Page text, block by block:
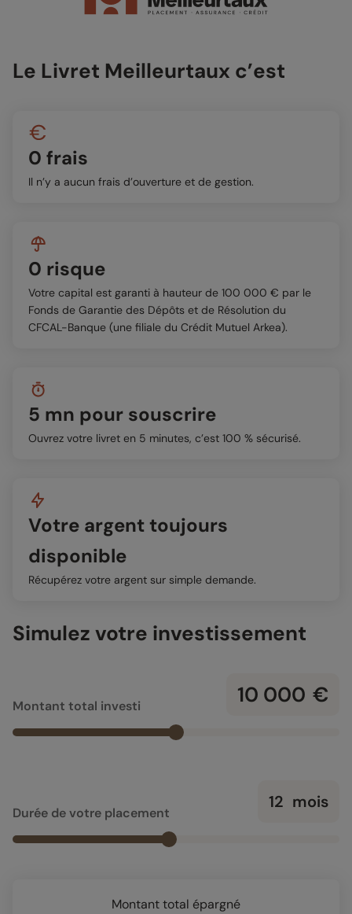
Le Livret Meilleurtaux c’est
0 frais
Il n’y a aucun frais d’ouverture et de gestion.
0 risque
Votre capital est garanti à hauteur de 100 000 € par le
Fonds de Garantie des Dépôts et de Résolution du
CFCAL-Banque (une filiale du Crédit Mutuel Arkea).
5 mn pour souscrire
Ouvrez votre livret en 5 minutes, c’est 100 % sécurisé.
Votre argent toujours
disponible
Récupérez votre argent sur simple demande.
Simulez votre investissement
Montant total investi €
Durée de votre placement
mois
Montant total épargné